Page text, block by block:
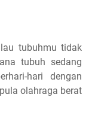
tubuhmu tidak
tubuh sedang
hari dengan
olahraga berat